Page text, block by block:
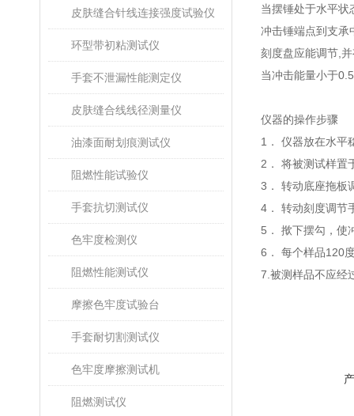
皮肤缝合针线连接强度试验仪
环型带初粘测试仪
手套不泄漏性能测定仪
皮肤缝合线线径测量仪
油漆面耐划痕测试仪
阻燃性能试验仪
手套抗切测试仪
色牢度检测仪
阻燃性能测试仪
摩擦色牢度试验台
手套耐切割测试仪
色牢度摩擦测试机
阻燃测试仪
当摆锤处于水平状
冲击锤端点到支承
刻度盘应能调节
当冲击能量小于
仪器的操作步骤
1． 仪器放在水平
2． 将被测试样置
3． 转动底座拖板
4． 转动刻度调节
5． 揿下摆勾，使
6． 每个样品120
7. 被测样品不应经